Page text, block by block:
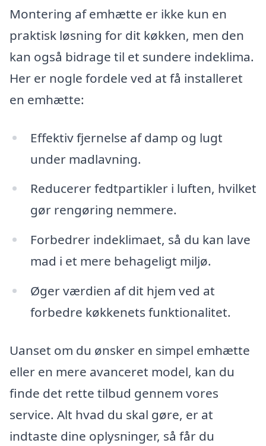
Montering af emhætte er ikke kun en
praktisk løsning for dit køkken, men den
kan også bidrage til et sundere indeklima.
Her er nogle fordele ved at få installeret
en emhætte:
Effektiv fjernelse af damp og lugt
under madlavning.
Reducerer fedtpartikler i luften, hvilket
gør rengøring nemmere.
Forbedrer indeklimaet, så du kan lave
mad i et mere behageligt miljø.
Øger værdien af dit hjem ved at
forbedre køkkenets funktionalitet.
Uanset om du ønsker en simpel emhætte
eller en mere avanceret model, kan du
finde det rette tilbud gennem vores
service. Alt hvad du skal gøre, er at
indtaste dine oplysninger, så får du